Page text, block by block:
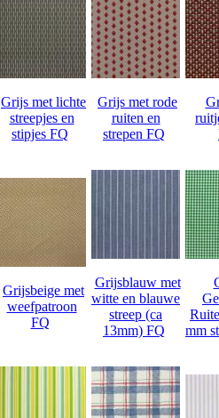
Grijs met lichte
streepjes en
stipjes FQ
Grijs met rode
ruiten en
strepen FQ
Grijsbeige met
weefpatroon
FQ
Grijsblauw met
witte en blauwe
streep (ca
13mm) FQ
mm